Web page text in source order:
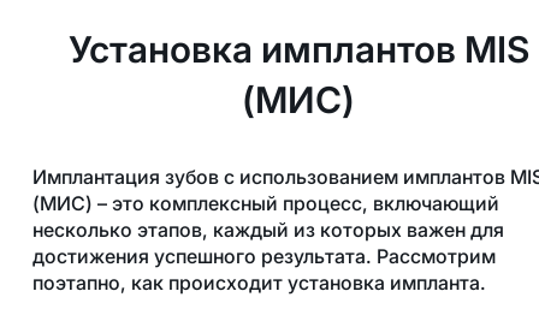
Установка имплантов MIS
(МИС)
Имплантация зубов с использованием имплантов
(МИС) – это комплексный процесс, включающий
несколько этапов, каждый из которых важен для
достижения успешного результата. Рассмотрим
поэтапно, как происходит установка импланта.